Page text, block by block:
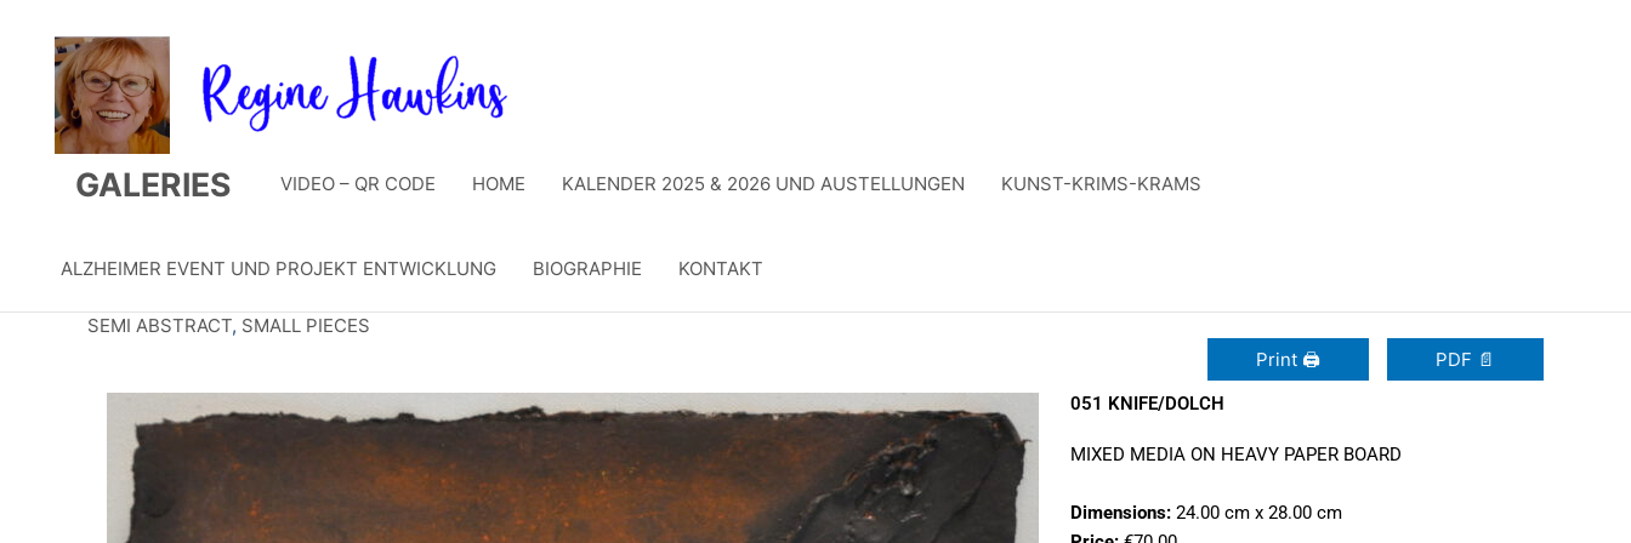
springen
GALERIES VIDEO – QR CODE HOME KALENDER 2025 & 2026 UND AUSTELLUNGEN KUNST-KRIMS-KRAMS
ALZHEIMER EVENT UND PROJEKT ENTWICKLUNG BIOGRAPHIE KONTAKT
SEMI ABSTRACT, SMALL PIECES
Print 🖨
PDF 📄
051 KNIFE/DOLCH
MIXED MEDIA ON HEAVY PAPER BOARD
Dimensions:24.00 cm x 28.00 cm